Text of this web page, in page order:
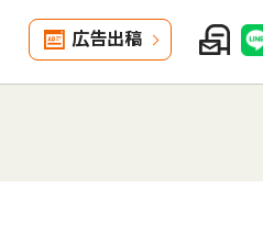
広告出稿